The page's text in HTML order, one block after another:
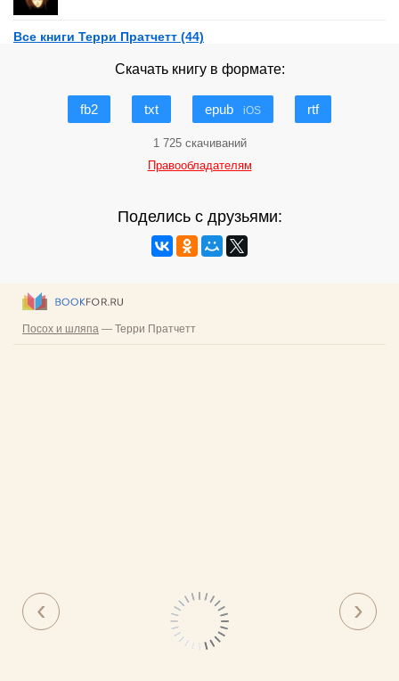
Все книги Терри Пратчетт (44)
Скачать книгу в формате:
fb2 txt epub iOS rtf
1 725 скачиваний
Правообладателям
Поделись с друзьями: